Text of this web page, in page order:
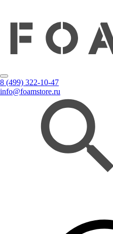
8 (499) 322-10-47
info@foamstore.ru